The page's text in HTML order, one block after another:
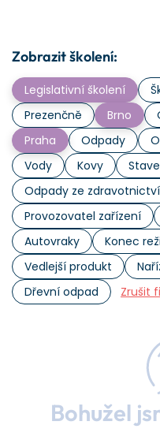
Zobrazit školení:
Legislativní školení
Prezenčně
Brno
Praha
Odpady
Vody
Kovy
Odpady ze zdravotnictví
Provozovatel zařízení
Autovraky
Konec
Vedlejší produkt
Dřevní odpad
Zrušit
Bohužel